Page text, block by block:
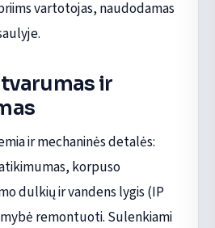
vartotojas, naudodamas
ir
ir mechaninės detalės:
korpuso
dulkių ir vandens lygis (IP
remontuoti. Sulenkiami